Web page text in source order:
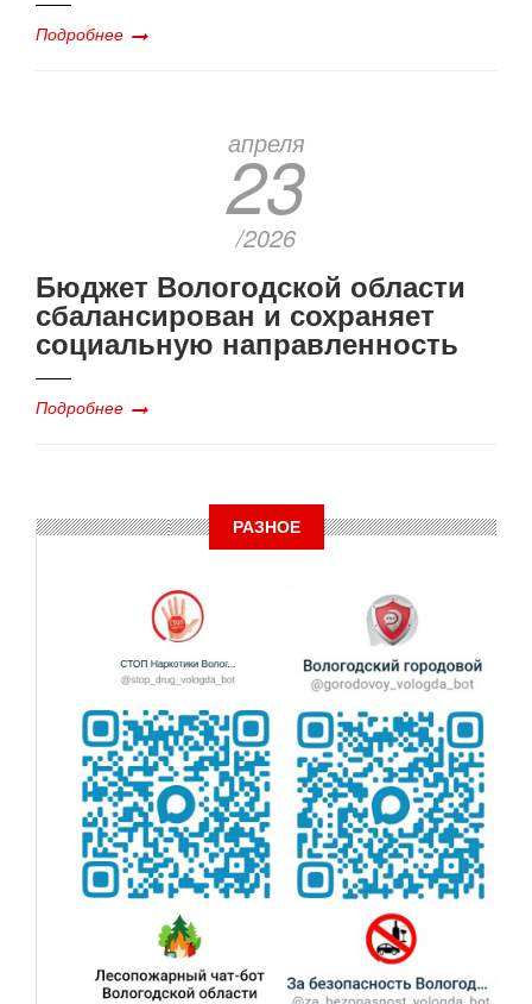
Подробнее
апреля
23
/2026
Бюджет Вологодской области
сбалансирован и сохраняет
социальную направленность
Подробнее
РАЗНОЕ